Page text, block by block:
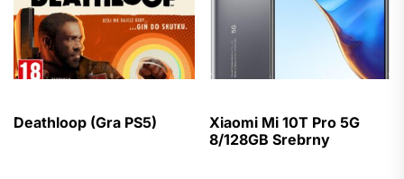
Deathloop (Gra PS5)
Xiaomi Mi 10T Pro 5G
8/128GB Srebrny